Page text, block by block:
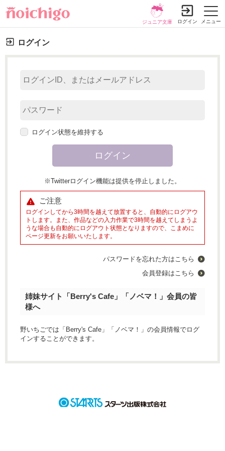
メニュー
ジュニア文庫 ログイン
ログイン
ログイン状態を維持する
※Twitterログイン機能は提供を停止しました。
ご注意
ログインしてから3時間を越えて放置すると、自動的にログアウ
トします。また、作品などの入力作業で3時間を越えてしまうよ
うな場合も自動的にログアウト状態となりますので、こまめに
ページ更新をお願いいたします。
パスワードを忘れた方はこちら
会員登録はこちら
姉妹サイト「Berry's Cafe」「ノベマ！」会員の皆
様へ
野いちごでは「Berry's Cafe」「ノベマ！」の会員情報でログ
インすることができます。